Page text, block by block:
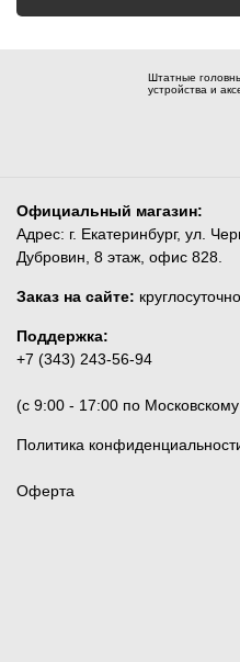
Штатные
устройства и
Официальный магазин:
Адрес: г. Екатеринбург, ул.
Дубровин, 8 этаж, офис 828.
Заказ на сайте: круглосуточно
Поддержка:
+7 (343) 243-56-94
(c 9:00 - 17:00 по
Политика
Оферта